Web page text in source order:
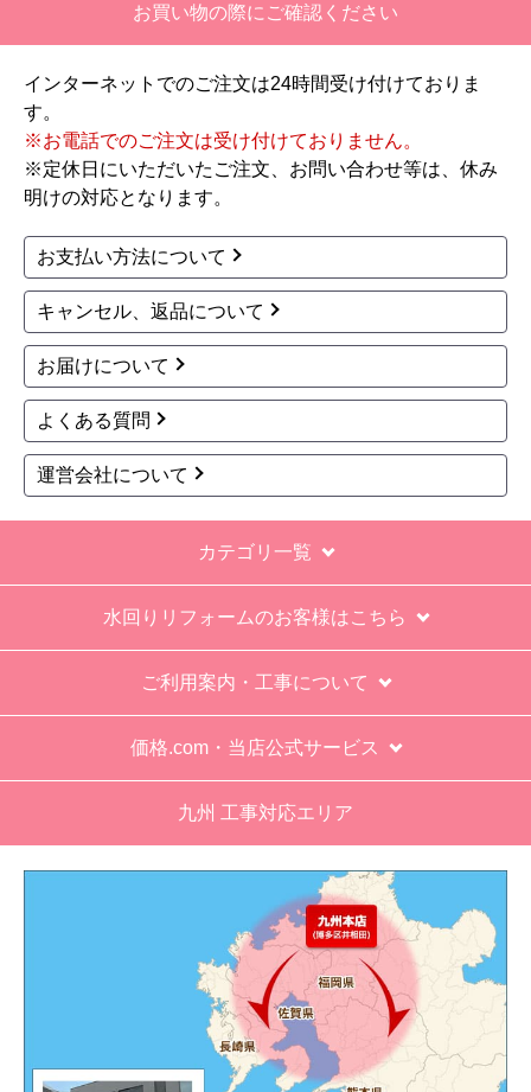
二週間ほどです。
【その他感想・コメント】
１．５点は、少々工事が雑。
過去の業者で一番最低。良かった点は、ただ一
つ、愛想が良かったこと。
なにかも分からない。少々不安である。
工事後は、初期設定や取り扱いの説明もなく、慌
てて引き上げる感じ。
保障期間の説明もHPとは違った。８年保証にして
いるがメーカー保証が３年追加になり１１年と説
明があった。HPにはメーカー保証期間も８年に含
むとなっていたが、どちらが正しいか分からな
が悪かったが室外機の荷揚げを手伝った。もし、
客先が高齢の女性だったらどうしたのか疑問。
エアコン専門の担当べつにもう一人来て欲しかっ
た。
メールだとは知らず、確認できなかった。
エアコンが２００V対応型だが、同じ２００Vでも
業務用なのでコンセントの形状が違い、途中で工
事業者が買いに行く始末。注文時に形状の確認も
別の部屋もお願いしたいと考えていたが、少々不
お買い物の際にご確認ください
インターネットでのご注文は24時間受け付けておりま
す。
※お電話でのご注文は受け付けておりません。
※定休日にいただいたご注文、お問い合わせ等は、休み
明けの対応となります。
お支払い方法について
キャンセル、返品について
お届けについて
よくある質問
運営会社について
カテゴリ一覧
水回りリフォームのお客様はこちら
ご利用案内・工事について
価格.com・当店公式サービス
九州 工事対応エリア